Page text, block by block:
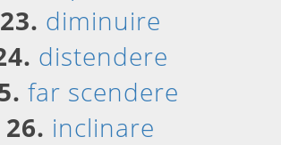
23. diminuire
distendere
far scendere
26. inclinare